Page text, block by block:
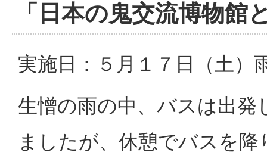
「日本の鬼交流博物館
実施日：５月１７日（土
生憎の雨の中、バスは出
ましたが、休憩でバスを